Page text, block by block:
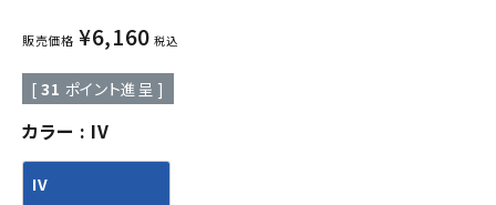
販売価格 ¥6,160 税込
[ 31 ポイント進呈 ]
カラー IV
IV